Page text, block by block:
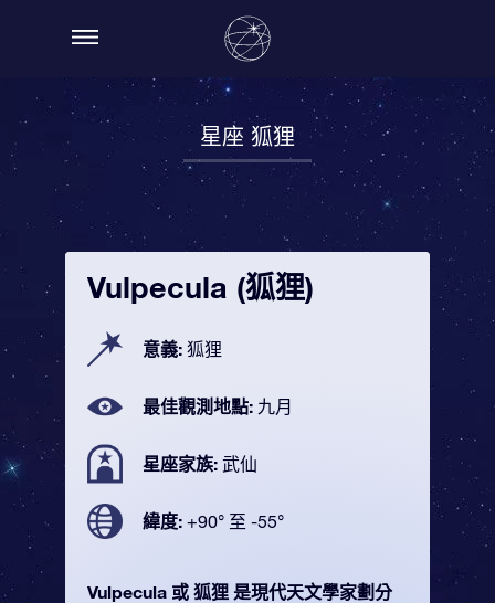
星座 狐狸
Vulpecula (狐狸)
意義: 狐狸
最佳觀測地點: 九月
星座家族: 武仙
緯度: +90° 至 -55°
Vulpecula 或 狐狸 是現代天文學家劃分